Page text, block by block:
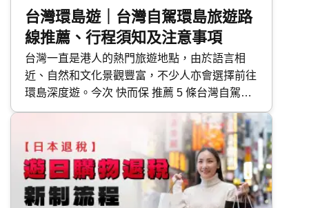
台灣環島遊｜台灣自駕環島旅遊路
線推薦、行程須知及注意事項
台灣一直是港人的熱門旅遊地點，由於語言相
近、自然和文化景觀豐富，不少人亦會選擇前往
環島深度遊。今次 快而保 推薦 5 條台灣自駕環
島路線，涵蓋長途、短途及快閃旅遊，幫助大家